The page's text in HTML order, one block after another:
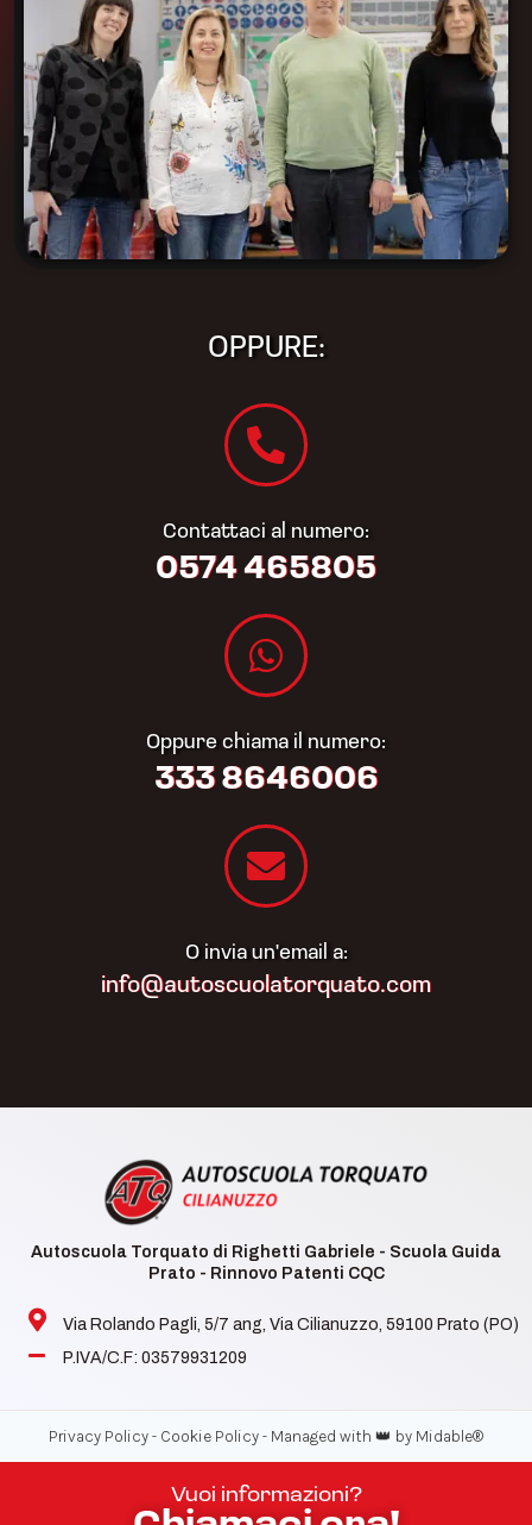
OPPURE:
Contattaci al numero:
0574 465805​
Oppure chiama il numero:
333 8646006
O invia un'email a:
info@autoscuolatorquato.com
Autoscuola Torquato di Righetti Gabriele - Scuola Guida
Prato - Rinnovo Patenti CQC
Via Rolando Pagli, 5/7 ang, Via Cilianuzzo, 59100 Prato (PO)
P.IVA/C.F: 03579931209
Privacy Policy - Cookie Policy - Managed with 👑 by Midable®
Vuoi informazioni?